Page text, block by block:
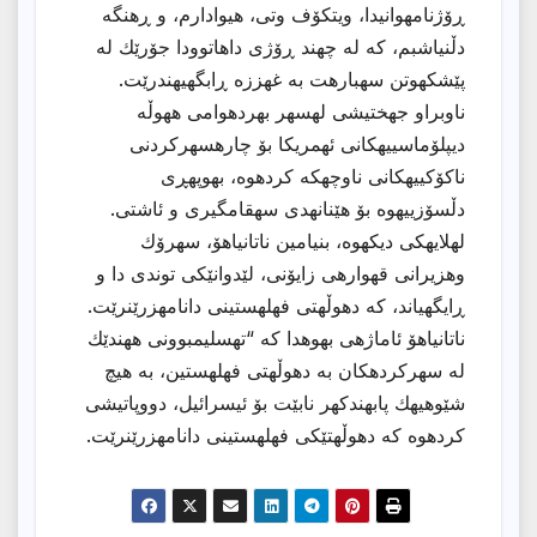
ڕۆژنامهوانیدا، ویتكۆف وتی، هیوادارم، و ڕهنگه
دڵنیاشبم، كه له چهند ڕۆژی داهاتوودا جۆرێك له
پێشكهوتن سهبارهت به غهززه ڕابگهیهندرێت.
ناوبراو جهختیشی لهسهر بهردهوامی ههوڵه
دیپلۆماسییهكانی ئهمریكا بۆ چارهسهركردنی
ناكۆكییهكانی ناوچهكه كردهوه، بهوپهڕی
دڵسۆزییهوه بۆ هێنانهدی سهقامگیری و ئاشتی.
لهلایهكی دیكهوه، بنیامین ناتانیاهۆ، سهرۆك
وهزیرانی قهوارهی زایۆنی، لێدوانێكی توندی دا و
ڕایگهیاند، كه دهوڵهتی فهلهستینی دانامهزرێنرێت.
ناتانیاهۆ ئاماژهی بهوهدا كه “تهسلیمبوونی ههندێك
له سهركردهكان به دهوڵهتی فهلهستین، به هیچ
شێوهیهك پابهندكهر نابێت بۆ ئیسرائیل، دووپاتیشی
كردهوه كه دهوڵهتێكی فهلهستینی دانامهزرێنرێت.